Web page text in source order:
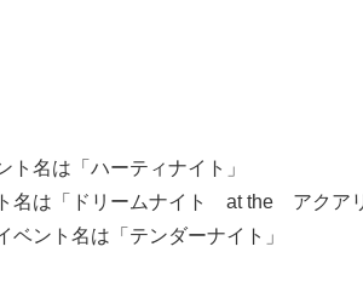
ト名は「ハーティナイト」
名は「ドリームナイト at the アクア
ベント名は「テンダーナイト」